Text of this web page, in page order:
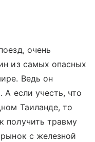
очень
из самых опасных
Ведь он
А если учесть, что
Таиланде, то
получить травму
с железной